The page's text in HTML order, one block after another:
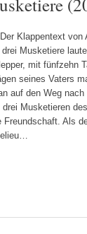
Klappentext von
Musketiere
mit fünfzehn
seines Vaters
auf den Weg
Musketieren
Freundschaft. Als